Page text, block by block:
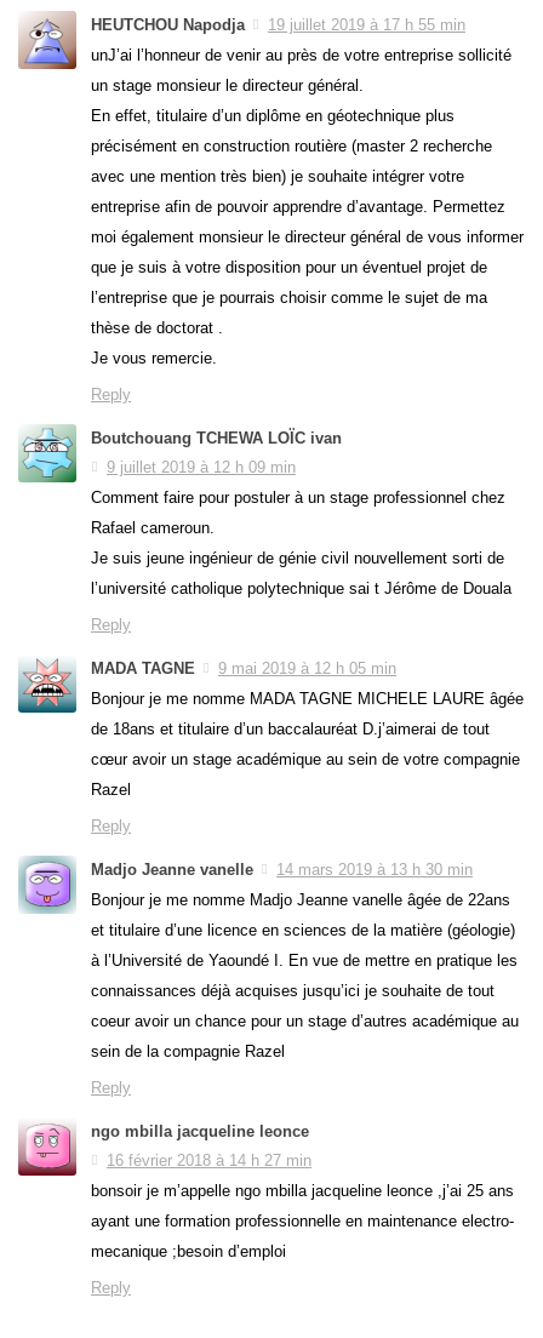
HEUTCHOU Napodja
19 juillet 2019 à 17 h 55 min
unJ’ai l’honneur de venir au près de votre entreprise sollicité
un stage monsieur le directeur général.
En effet, titulaire d’un diplôme en géotechnique plus
précisément en construction routière (master 2 recherche
avec une mention très bien) je souhaite intégrer votre
entreprise afin de pouvoir apprendre d’avantage. Permettez
moi également monsieur le directeur général de vous informer
que je suis à votre disposition pour un éventuel projet de
l’entreprise que je pourrais choisir comme le sujet de ma
thèse de doctorat .
Je vous remercie.
Reply
Boutchouang TCHEWA LOÏC ivan
9 juillet 2019 à 12 h 09 min
Comment faire pour postuler à un stage professionnel chez
Rafael cameroun.
Je suis jeune ingénieur de génie civil nouvellement sorti de
l’université catholique polytechnique sai t Jérôme de Douala
Reply
MADA TAGNE
9 mai 2019 à 12 h 05 min
Bonjour je me nomme MADA TAGNE MICHELE LAURE âgée
de 18ans et titulaire d’un baccalauréat D.j’aimerai de tout
cœur avoir un stage académique au sein de votre compagnie
Razel
Reply
Madjo Jeanne vanelle
14 mars 2019 à 13 h 30 min
Bonjour je me nomme Madjo Jeanne vanelle âgée de 22ans
et titulaire d’une licence en sciences de la matière (géologie)
à l’Université de Yaoundé I. En vue de mettre en pratique les
connaissances déjà acquises jusqu’ici je souhaite de tout
coeur avoir un chance pour un stage d’autres académique au
sein de la compagnie Razel
Reply
ngo mbilla jacqueline leonce
16 février 2018 à 14 h 27 min
bonsoir je m’appelle ngo mbilla jacqueline leonce ,j’ai 25 ans
ayant une formation professionnelle en maintenance electro-
mecanique ;besoin d’emploi
Reply